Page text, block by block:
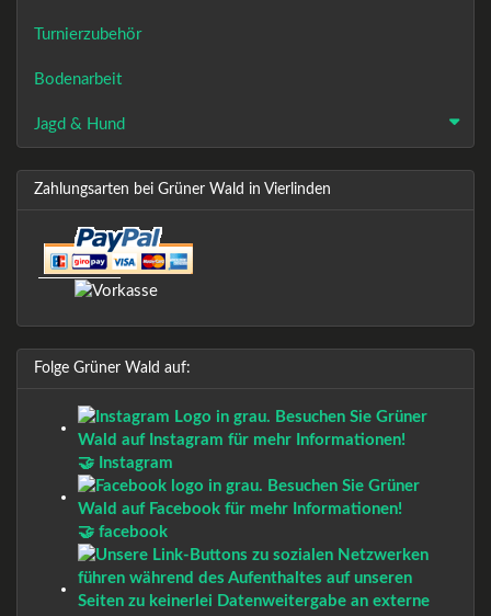
Turnierzubehör
Bodenarbeit
Jagd & Hund
Zahlungsarten bei Grüner Wald in Vierlinden
Folge Grüner Wald auf:
🤝 Instagram
🤝 facebook